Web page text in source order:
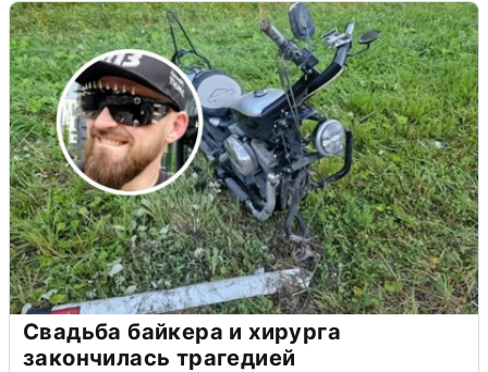
Свадьба байкера и хирурга
закончилась трагедией